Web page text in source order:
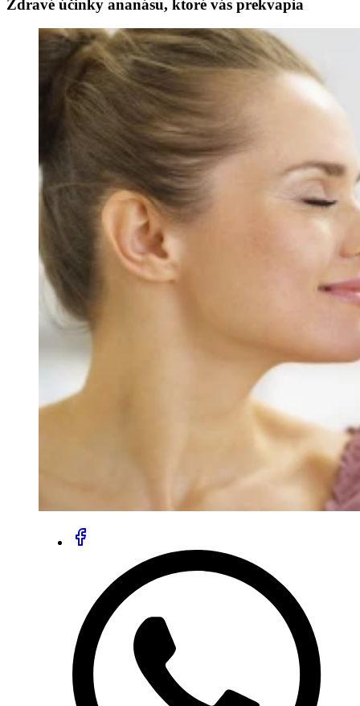
Zdravé účinky ananásu, ktoré vás prekvapia